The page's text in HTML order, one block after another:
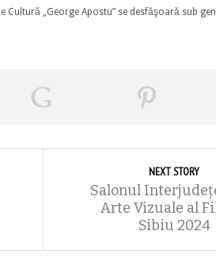
„George Apostu” se desfăşoară sub
NEXT STORY
Salonul
Arte Vizuale al
Sibiu 2024